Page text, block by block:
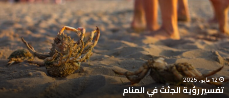
رؤية
الجثث
في
المنام
12 مايو، 2025
تفسير رؤية الجثث في المنام